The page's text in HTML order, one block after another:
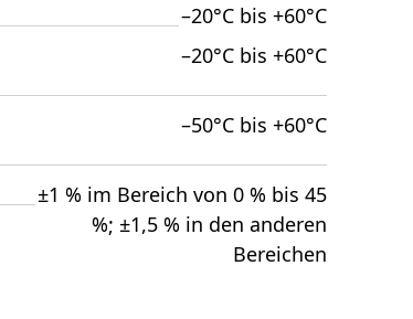
–20°C bis +60°C
–20°C bis +60°C
–50°C bis +60°C
±1 % im Bereich von 0 % bis 45
%; ±1,5 % in den anderen
Bereichen